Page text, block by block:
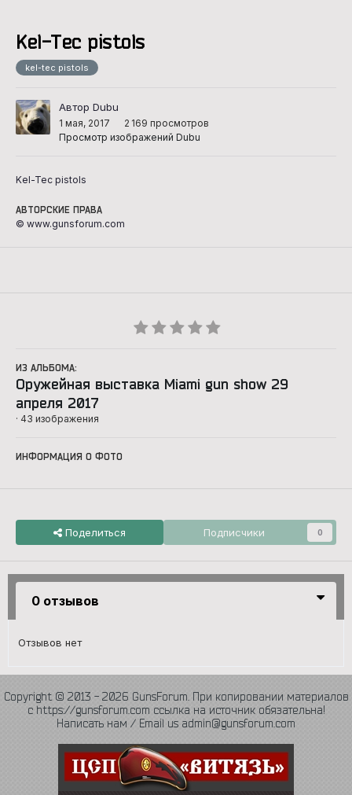
Kel-Tec pistols
kel-tec pistols
Автор Dubu
1 мая, 2017
2 169 просмотров
Просмотр изображений Dubu
Kel-Tec pistols
АВТОРСКИЕ ПРАВА
© www.gunsforum.com
ИЗ АЛЬБОМА:
Оружейная выставка Miami gun show 29
апреля 2017
· 43 изображения
ИНФОРМАЦИЯ О ФОТО
Поделиться Подписчики 0
0 отзывов
Отзывов нет
Copyright © 2013 - 2026 GunsForum. При копировании материалов
с https://gunsforum.com ссылка на источник обязательна!
Написать нам / Email us admin@gunsforum.com